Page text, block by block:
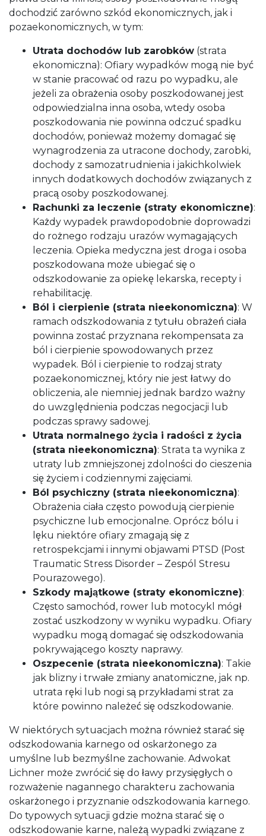
dochodzić zarówno szkód ekonomicznych, jak i
pozaekonomicznych, w tym:
Utrata dochodów lub zarobków (strata
ekonomiczna): Ofiary wypadków mogą nie być
w stanie pracować od razu po wypadku, ale
jeżeli za obrażenia osoby poszkodowanej jest
odpowiedzialna inna osoba, wtedy osoba
poszkodowania nie powinna odczuć spadku
dochodów, ponieważ możemy domagać się
wynagrodzenia za utracone dochody, zarobki,
dochody z samozatrudnienia i jakichkolwiek
innych dodatkowych dochodów związanych z
pracą osoby poszkodowanej.
Rachunki za leczenie (straty ekonomiczne):
Każdy wypadek prawdopodobnie doprowadzi
do rożnego rodzaju urazów wymagających
leczenia. Opieka medyczna jest droga i osoba
poszkodowana może ubiegać się o
odszkodowanie za opiekę lekarska, recepty i
rehabilitację.
Ból i cierpienie (strata nieekonomiczna): W
ramach odszkodowania z tytułu obrażeń ciała
powinna zostać przyznana rekompensata za
ból i cierpienie spowodowanych przez
wypadek. Ból i cierpienie to rodzaj straty
pozaekonomicznej, który nie jest łatwy do
obliczenia, ale niemniej jednak bardzo ważny
do uwzględnienia podczas negocjacji lub
podczas sprawy sadowej.
Utrata normalnego życia i radości z życia
(strata nieekonomiczna): Strata ta wynika z
utraty lub zmniejszonej zdolności do cieszenia
się życiem i codziennymi zajęciami.
Ból psychiczny (strata nieekonomiczna):
Obrażenia ciała często powodują cierpienie
psychiczne lub emocjonalne. Oprócz bólu i
lęku niektóre ofiary zmagają się z
retrospekcjami i innymi objawami PTSD (Post
Traumatic Stress Disorder – Zespól Stresu
Pourazowego).
Szkody majątkowe (straty ekonomiczne):
Często samochód, rower lub motocykl mógł
zostać uszkodzony w wyniku wypadku. Ofiary
wypadku mogą domagać się odszkodowania
pokrywającego koszty naprawy.
Oszpecenie (strata nieekonomiczna): Takie
jak blizny i trwałe zmiany anatomiczne, jak np.
utrata ręki lub nogi są przykładami strat za
które powinno należeć się odszkodowanie.
W niektórych sytuacjach można również starać się
odszkodowania karnego od oskarżonego za
umyślne lub bezmyślne zachowanie. Adwokat
Lichner może zwrócić się do ławy przysięgłych o
rozważenie nagannego charakteru zachowania
oskarżonego i przyznanie odszkodowania karnego.
Do typowych sytuacji gdzie można starać się o
odszkodowanie karne, należą wypadki związane z